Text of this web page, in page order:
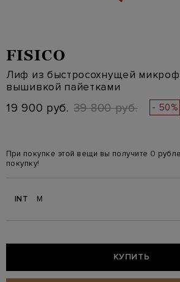
FISICO
Лиф из быстросохнущей
вышивкой пайетками
19 900 руб. 39 800 руб. - 50%
При покупке этой вещи вы получите 0
покупку!
INT M
КУПИТЬ